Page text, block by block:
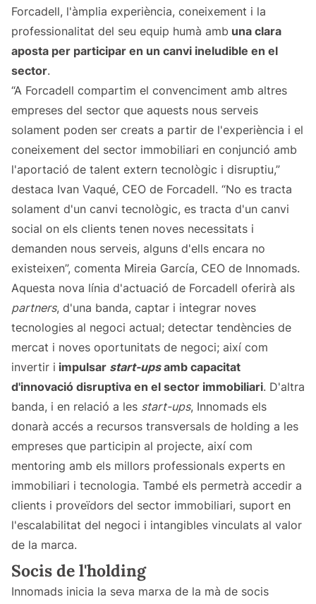
Forcadell, l'àmplia experiència, coneixement i la
professionalitat del seu equip humà amb una clara
aposta per participar en un canvi ineludible en el
sector.
“A Forcadell compartim el convenciment amb altres
empreses del sector que aquests nous serveis
solament poden ser creats a partir de l'experiència i el
coneixement del sector immobiliari en conjunció amb
l'aportació de talent extern tecnològic i disruptiu,”
destaca Ivan Vaqué, CEO de Forcadell. “No es tracta
solament d'un canvi tecnològic, es tracta d'un canvi
social on els clients tenen noves necessitats i
demanden nous serveis, alguns d'ells encara no
existeixen”, comenta Mireia García, CEO de Innomads.
Aquesta nova línia d'actuació de Forcadell oferirà als
partners, d'una banda, captar i integrar noves
tecnologies al negoci actual; detectar tendències de
mercat i noves oportunitats de negoci; així com
invertir i impulsar start-upsamb capacitat
d'innovació disruptiva en el sector immobiliari. D'altra
banda, i en relació a les start-ups, Innomads els
donarà accés a recursos transversals de holding a les
empreses que participin al projecte, així com
mentoring amb els millors professionals experts en
immobiliari i tecnologia. També els permetrà accedir a
clients i proveïdors del sector immobiliari, suport en
l'escalabilitat del negoci i intangibles vinculats al valor
de la marca.
Socis de l'holding
Innomads inicia la seva marxa de la mà de socis